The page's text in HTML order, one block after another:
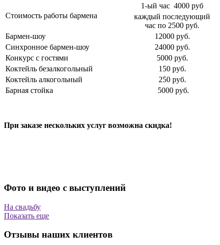
Стоимость работы бармена
1-ый час 4000 руб
каждый последующий
час по 2500 руб.
Бармен-шоу
12000 руб.
Синхронное бармен-шоу
24000 руб.
Конкурс с гостями
5000 руб.
Коктейль безалкогольный
150 руб.
Коктейль алкогольный
250 руб.
Бaрнaя стойка
5000 руб.
При заказе нескольких услуг возможна скидка!
Фото и видео с выступлений
На свадьбу
Показать еще
Отзывы наших клиентов